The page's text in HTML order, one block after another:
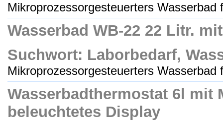
Mikroprozessorgesteuerters Wasserbad
Wasserbad WB-22 22 Litr.
Suchwort: Laborbedarf,
Mikroprozessorgesteuerters Wasserbad
Wasserbadthermostat 6l mit
beleuchtetes Display